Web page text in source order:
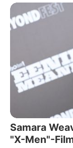
Samara
"X-Men"-